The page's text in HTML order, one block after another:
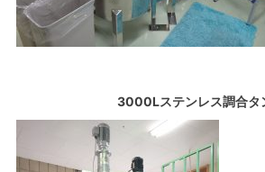
3000Lステンレス調合タ